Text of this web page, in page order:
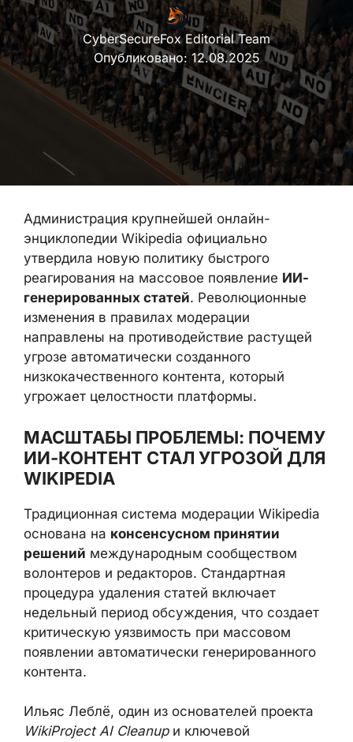
CyberSecureFox Editorial Team
Опубликовано: 12.08.2025
Администрация крупнейшей онлайн-
энциклопедии Wikipedia официально
утвердила новую политику быстрого
реагирования на массовое появление ИИ-
генерированных статей. Революционные
изменения в правилах модерации
направлены на противодействие растущей
угрозе автоматически созданного
низкокачественного контента, который
угрожает целостности платформы.
МАСШТАБЫ ПРОБЛЕМЫ: ПОЧЕМУ
ИИ-КОНТЕНТ СТАЛ УГРОЗОЙ ДЛЯ
WIKIPEDIA
Традиционная система модерации Wikipedia
основана на консенсусном принятии
решений международным сообществом
волонтеров и редакторов. Стандартная
процедура удаления статей включает
недельный период обсуждения, что создает
критическую уязвимость при массовом
появлении автоматически генерированного
контента.
Ильяс Леблё, один из основателей проекта
WikiProject AI Cleanupи ключевой